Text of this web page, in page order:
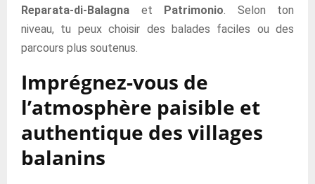
Reparata-di-Balagna et Patrimonio. Selon ton
niveau, tu peux choisir des balades faciles ou des
parcours plus soutenus.
Imprégnez-vous de
l’atmosphère paisible et
authentique des villages
balanins